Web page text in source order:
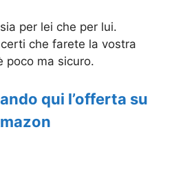
per lei che per lui.
che farete la vostra
poco ma sicuro.
qui l’offerta su